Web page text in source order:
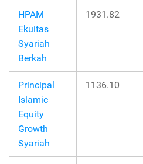
HPAM
Ekuitas
Syariah
Berkah
1931.82
Principal
Islamic
Equity
Growth
Syariah
1136.10